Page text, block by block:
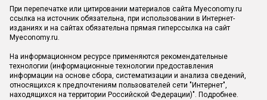
При перепечатке или цитировании материалов сайта Myeconomy.ru
ссылка на источник обязательна, при использовании в Интернет-
изданиях и на сайтах обязательна прямая гиперссылка на сайт
Myeconomy.ru.
На информационном ресурсе применяются рекомендательные
технологии (информационные технологии предоставления
информации на основе сбора, систематизации и анализа сведений,
относящихся к предпочтениям пользователей сети "Интернет",
находящихся на территории Российской Федерации)". Подробнее.